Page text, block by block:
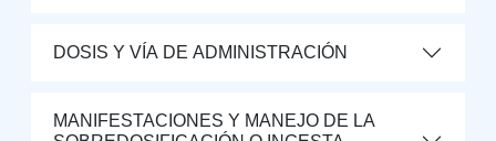
DOSIS Y VÍA DE ADMINISTRACIÓN
MANIFESTACIONES Y MANEJO DE LA